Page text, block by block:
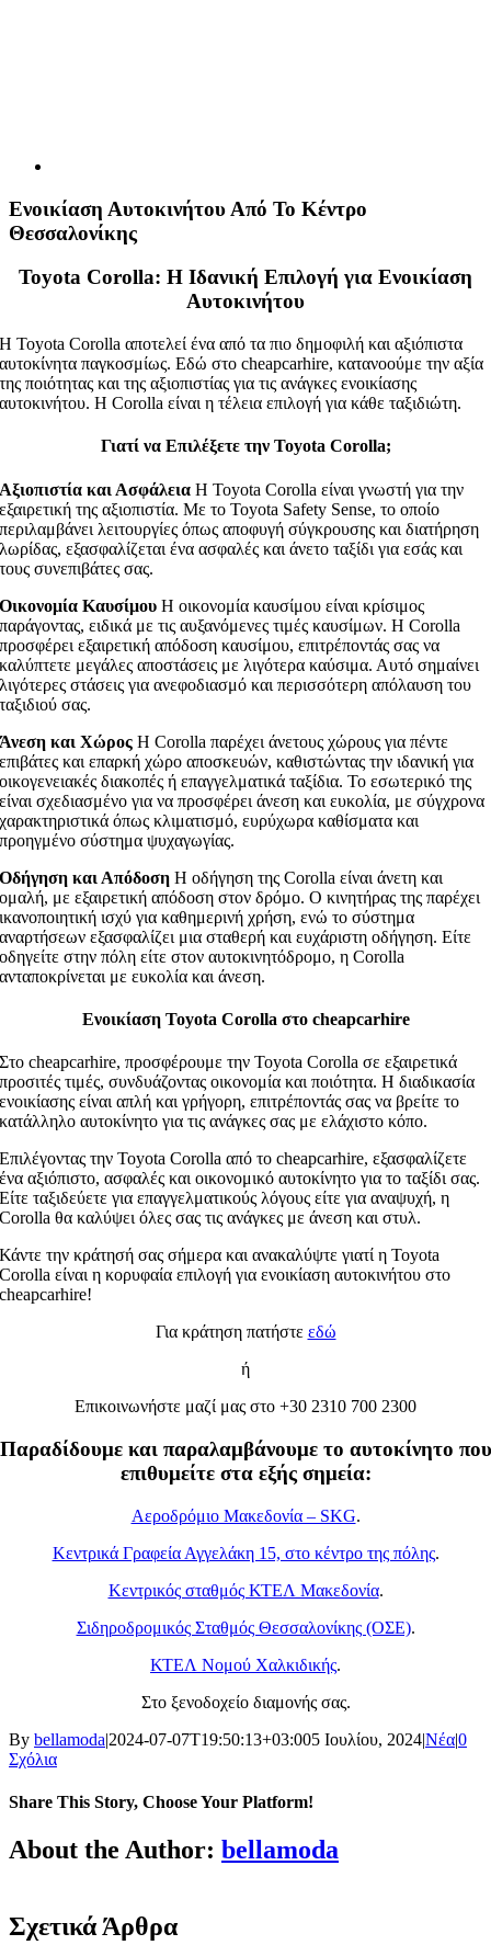
Ενοικίαση Αυτοκινήτου Από Το Κέντρο
Θεσσαλονίκης
Toyota Corolla: Η Ιδανική Επιλογή για Ενοικίαση
Αυτοκινήτου
Η Toyota Corolla αποτελεί ένα από τα πιο δημοφιλή και αξιόπιστα
αυτοκίνητα παγκοσμίως. Εδώ στο cheapcarhire, κατανοούμε την αξία
της ποιότητας και της αξιοπιστίας για τις ανάγκες ενοικίασης
αυτοκινήτου. Η Corolla είναι η τέλεια επιλογή για κάθε ταξιδιώτη.
Γιατί να Επιλέξετε την Toyota Corolla;
Αξιοπιστία και Ασφάλεια Η Toyota Corolla είναι γνωστή για την
εξαιρετική της αξιοπιστία. Με το Toyota Safety Sense, το οποίο
περιλαμβάνει λειτουργίες όπως αποφυγή σύγκρουσης και διατήρηση
λωρίδας, εξασφαλίζεται ένα ασφαλές και άνετο ταξίδι για εσάς και
τους συνεπιβάτες σας.
Οικονομία Καυσίμου Η οικονομία καυσίμου είναι κρίσιμος
παράγοντας, ειδικά με τις αυξανόμενες τιμές καυσίμων. Η Corolla
προσφέρει εξαιρετική απόδοση καυσίμου, επιτρέποντάς σας να
καλύπτετε μεγάλες αποστάσεις με λιγότερα καύσιμα. Αυτό σημαίνει
λιγότερες στάσεις για ανεφοδιασμό και περισσότερη απόλαυση του
ταξιδιού σας.
Άνεση και Χώρος Η Corolla παρέχει άνετους χώρους για πέντε
επιβάτες και επαρκή χώρο αποσκευών, καθιστώντας την ιδανική για
οικογενειακές διακοπές ή επαγγελματικά ταξίδια. Το εσωτερικό της
είναι σχεδιασμένο για να προσφέρει άνεση και ευκολία, με σύγχρονα
χαρακτηριστικά όπως κλιματισμό, ευρύχωρα καθίσματα και
προηγμένο σύστημα ψυχαγωγίας.
Οδήγηση και Απόδοση Η οδήγηση της Corolla είναι άνετη και
ομαλή, με εξαιρετική απόδοση στον δρόμο. Ο κινητήρας της παρέχει
ικανοποιητική ισχύ για καθημερινή χρήση, ενώ το σύστημα
αναρτήσεων εξασφαλίζει μια σταθερή και ευχάριστη οδήγηση. Είτε
οδηγείτε στην πόλη είτε στον αυτοκινητόδρομο, η Corolla
ανταποκρίνεται με ευκολία και άνεση.
Ενοικίαση Toyota Corolla στο cheapcarhire
Στο cheapcarhire, προσφέρουμε την Toyota Corolla σε εξαιρετικά
προσιτές τιμές, συνδυάζοντας οικονομία και ποιότητα. Η διαδικασία
ενοικίασης είναι απλή και γρήγορη, επιτρέποντάς σας να βρείτε το
κατάλληλο αυτοκίνητο για τις ανάγκες σας με ελάχιστο κόπο.
Επιλέγοντας την Toyota Corolla από το cheapcarhire, εξασφαλίζετε
ένα αξιόπιστο, ασφαλές και οικονομικό αυτοκίνητο για το ταξίδι σας.
Είτε ταξιδεύετε για επαγγελματικούς λόγους είτε για αναψυχή, η
Corolla θα καλύψει όλες σας τις ανάγκες με άνεση και στυλ.
Κάντε την κράτησή σας σήμερα και ανακαλύψτε γιατί η Toyota
Corolla είναι η κορυφαία επιλογή για ενοικίαση αυτοκινήτου στο
cheapcarhire!
Για κράτηση πατήστε εδώ
ή
Επικοινωνήστε μαζί μας στο +30 2310 700 2300
Παραδίδουμε και παραλαμβάνουμε το αυτοκίνητο που
επιθυμείτε στα εξής σημεία:
Αεροδρόμιο Μακεδονία – SKG.
Κεντρικά Γραφεία Αγγελάκη 15, στο κέντρο της πόλης.
Κεντρικός σταθμός ΚΤΕΛ Μακεδονία.
Σιδηροδρομικός Σταθμός Θεσσαλονίκης (ΟΣΕ).
ΚΤΕΛ Νομού Χαλκιδικής.
Στο ξενοδοχείο διαμονής σας.
By bellamoda|2024-07-07T19:50:13+03:005 Ιουλίου, 2024|Νέα|0
Σχόλια
Share This Story, Choose Your Platform!
Facebook
X
Reddit
LinkedIn
WhatsApp
Tumblr
Pinterest
Vk
Xing
Email
About the Author: bellamoda
Σχετικά Άρθρα